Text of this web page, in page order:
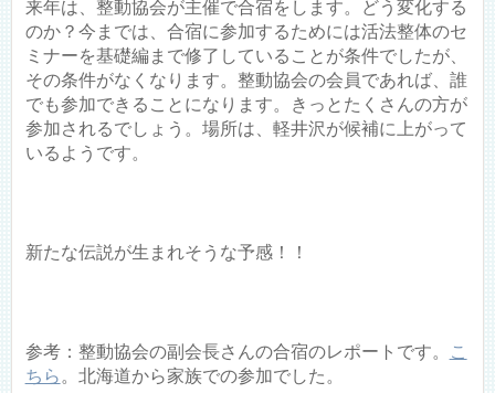
来年は、整動協会が主催で合宿をします。どう変化する
のか？今までは、合宿に参加するためには活法整体のセ
ミナーを基礎編まで修了していることが条件でしたが、
その条件がなくなります。整動協会の会員であれば、誰
でも参加できることになります。きっとたくさんの方が
参加されるでしょう。場所は、軽井沢が候補に上がって
いるようです。
新たな伝説が生まれそうな予感！！
参考：整動協会の副会長さんの合宿のレポートです。
こ
ちら 。北海道から家族での参加でした。